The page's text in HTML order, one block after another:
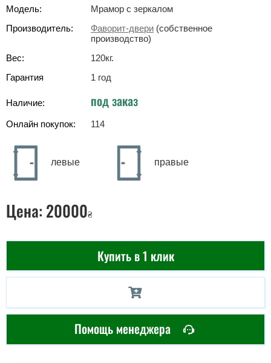
Модель:
Мрамор с зеркалом
Производитель:
Фаворит-двери (собственное
производство)
Вес:
120кг.
Гарантия
1 год
Наличие: под заказ
Онлайн покупок: 114
левые правые
Цена: 20000₴
Купить в 1 клик
Помощь менеджера